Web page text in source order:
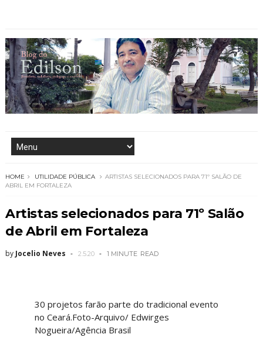
HOME UTILIDADE PÚBLICA
ARTISTAS SELECIONADOS PARA 71º SALÃO DE
ABRIL EM FORTALEZA
Artistas selecionados para 71º Salão
de Abril em Fortaleza
by Jocelio Neves 2.5.20 1 MINUTE READ
30 projetos farão parte do tradicional evento
no Ceará.Foto-Arquivo/ Edwirges
Nogueira/Agência Brasil